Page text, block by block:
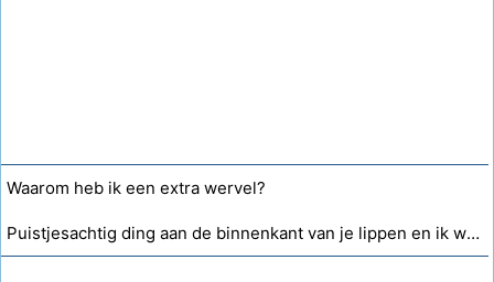
Waarom heb ik een extra wervel?
Puistjesachtig ding aan de binnenkant van je lippen en ik weet niet zeker wat het is, maar je vroeg je af of je daar puistjes kunt krijgen?